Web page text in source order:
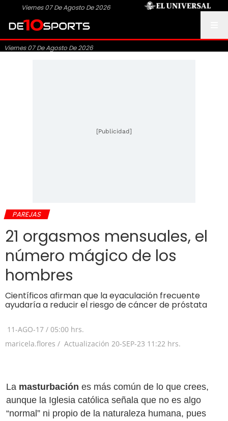
Viernes 07 De Agosto De 2026
Viernes 07 De Agosto De 2026
[Publicidad]
PAREJAS
21 orgasmos mensuales, el
número mágico de los
hombres
Científicos afirman que la eyaculación frecuente
ayudaría a reducir el riesgo de cáncer de próstata
11-AGO-17 / 05:00 hrs.
maricela.flores / Actualización 20-SEP-23 11:22 hrs.
La masturbación es más común de lo que crees,
aunque la Iglesia católica señala que no es algo
“normal” ni propio de la naturaleza humana, pues